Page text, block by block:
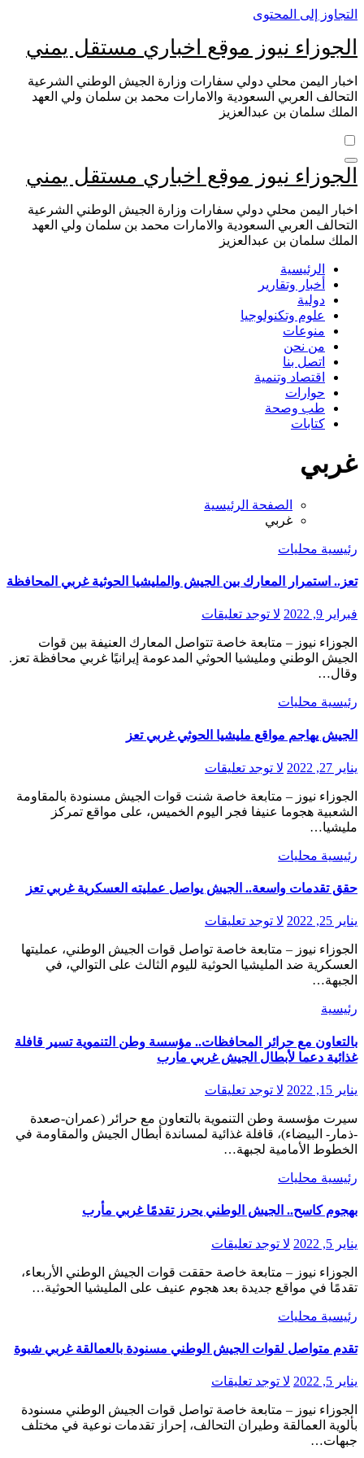
التجاوز إلى المحتوى
الجوزاء نيوز موقع اخباري مستقل يمني
اخبار اليمن محلي دولي سفارات وزارة الجيش الوطني الشرعية
التحالف العربي السعودية والامارات محمد بن سلمان ولي العهد
الملك سلمان بن عبدالعزيز
الجوزاء نيوز موقع اخباري مستقل يمني
اخبار اليمن محلي دولي سفارات وزارة الجيش الوطني الشرعية
التحالف العربي السعودية والامارات محمد بن سلمان ولي العهد
الملك سلمان بن عبدالعزيز
الرئيسية
أخبار وتقارير
دولية
علوم وتكنولوجيا
منوعات
من نحن
اتصل بنا
اقتصاد وتنمية
حوارات
طب وصحة
كتابات
غربي
الصفحة الرئيسية
غربي
رئيسية محليات
تعز.. استمرار المعارك بين الجيش والمليشيا الحوثية غربي المحافظة
فبراير 9, 2022 لا توجد تعليقات
الجيش الوطني ومليشيا الحوثي المدعومة إيرانيًا غربي محافظة تعز.
وقال…
رئيسية محليات
الجيش يهاجم مواقع مليشيا الحوثي غربي تعز
يناير 27, 2022 لا توجد تعليقات
الشعبية هجوما عنيفا فجر اليوم الخميس، على مواقع تمركز
مليشيا…
رئيسية محليات
حقق تقدمات واسعة.. الجيش يواصل عمليته العسكرية غربي تعز
يناير 25, 2022 لا توجد تعليقات
العسكرية ضد المليشيا الحوثية لليوم الثالث على التوالي، في
الجبهة…
رئيسية
بالتعاون مع حرائر المحافظات.. مؤسسة وطن التنموية تسير قافلة
غذائية دعما لأبطال الجيش غربي مارب
يناير 15, 2022 لا توجد تعليقات
سيرت مؤسسة وطن التنموية بالتعاون مع حرائر (عمران-صعدة
-ذمار- البيضاء)، قافلة غذائية لمساندة أبطال الجيش والمقاومة في
الخطوط الأمامية لجبهة…
رئيسية محليات
بهجوم كاسح.. الجيش الوطني يحرز تقدمًا غربي مأرب
يناير 5, 2022 لا توجد تعليقات
تقدمًا في مواقع جديدة بعد هجوم عنيف على المليشيا الحوثية…
رئيسية محليات
تقدم متواصل لقوات الجيش الوطني مسنودة بالعمالقة غربي شبوة
يناير 5, 2022 لا توجد تعليقات
بألوية العمالقة وطيران التحالف، إحراز تقدمات نوعية في مختلف
جبهات…